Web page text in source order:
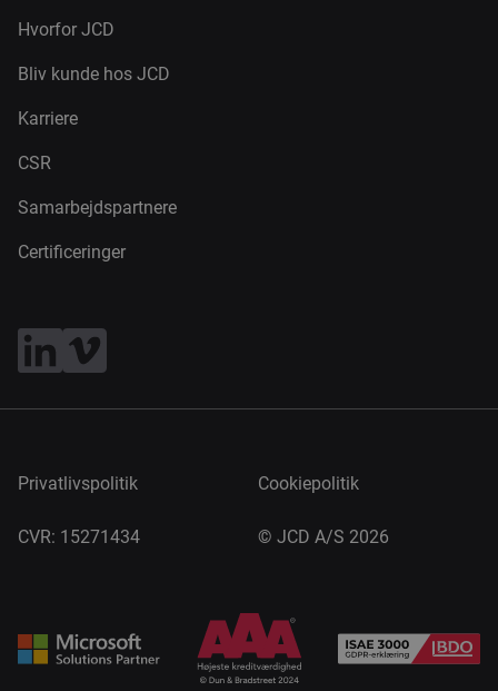
Hvorfor JCD
Bliv kunde hos JCD
Karriere
CSR
Samarbejdspartnere
Certificeringer
Privatlivspolitik Cookiepolitik
CVR: 15271434 © JCD A/S 2026